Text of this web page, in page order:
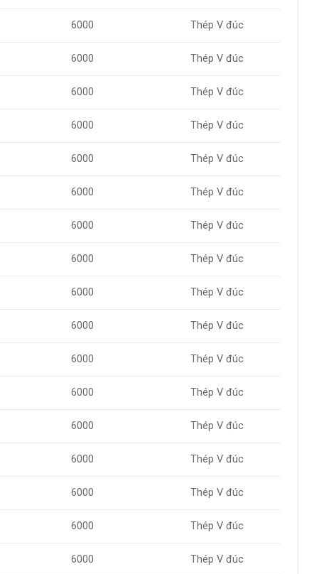
6000 Thép V đúc
6000 Thép V đúc
6000 Thép V đúc
6000 Thép V đúc
6000 Thép V đúc
6000 Thép V đúc
6000 Thép V đúc
6000 Thép V đúc
6000 Thép V đúc
6000 Thép V đúc
6000 Thép V đúc
6000 Thép V đúc
6000 Thép V đúc
6000 Thép V đúc
6000 Thép V đúc
6000 Thép V đúc
6000 Thép V đúc